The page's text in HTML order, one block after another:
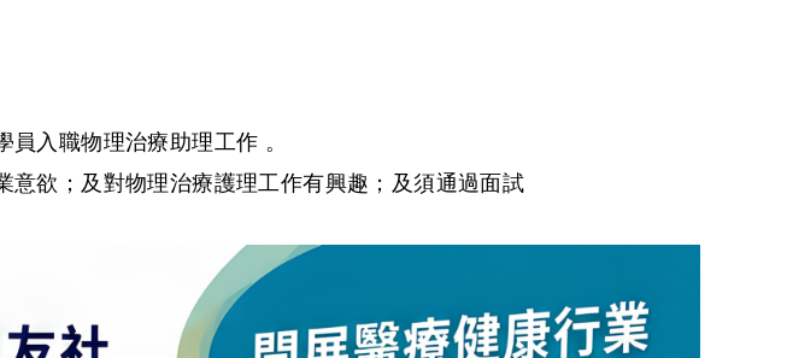
入職物理治療助理工作 。
欲；及對物理治療護理工作有興趣；及須通過面試